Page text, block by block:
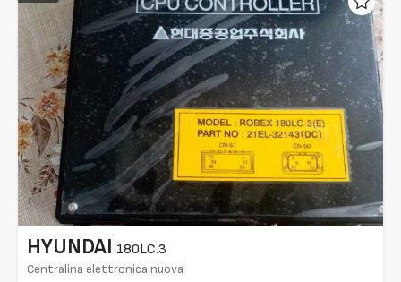
HYUNDAI 180LC.3
Centralina elettronica nuova